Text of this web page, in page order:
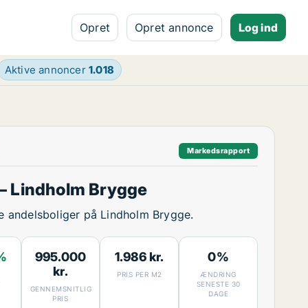
Opret Opret annonce Log ind
Aktive annoncer1.018
Markedsrapport
Lindholm Brygge
andelsboliger på Lindholm Brygge.
995.000
kr.
GENNEMSNITLIG
PRIS
1.986 kr.
PRIS PER M2
0%
ÆNDRING
SENESTE 30
DAGE